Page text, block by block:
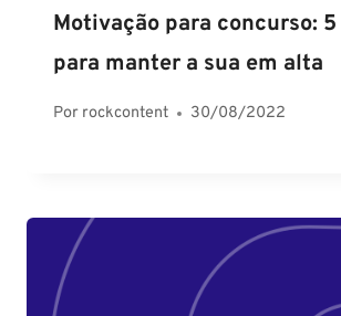
Motivação para concurso: 5
para manter a sua em alta
Por rockcontent 30/08/2022